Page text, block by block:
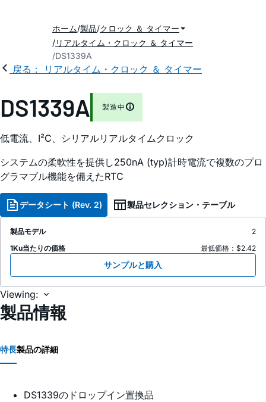
ホーム 製品 クロック ＆ タイマー
リアルタイム・クロック ＆ タイマー
DS1339A
戻る： リアルタイム・クロック ＆ タイマー
DS1339A 製造中
低電流、I²C、シリアルリアルタイムクロック
システムの柔軟性を提供し250nA (typ)計時電流で複数のプロ
グラマブル機能を備えたRTC
データシート (Rev. 2) 製品セレクション・テーブル
製品モデル
2
1Ku当たりの価格
最低価格：$2.42
サンプルと購入
Viewing:
製品情報
特長製品の詳細
DS1339のドロップイン置換品